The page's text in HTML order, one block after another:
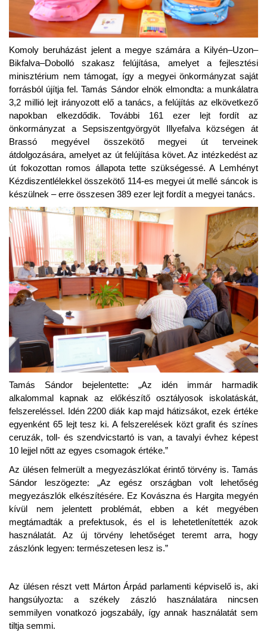
Komoly beruházást jelent a megye számára a Kilyén–Uzon–
Bikfalva–Dobolló szakasz felújítása, amelyet a fejlesztési
minisztérium nem támogat, így a megyei önkormányzat saját
forrásból újítja fel. Tamás Sándor elnök elmondta: a munkálatra
3,2 millió lejt irányozott elő a tanács, a felújítás az elkövetkező
napokban elkezdődik. További 161 ezer lejt fordít az
önkormányzat a Sepsiszentgyörgyöt Illyefalva községen át
Brassó megyével összekötő megyei út terveinek
átdolgozására, amelyet az út felújítása követ. Az intézkedést az
út fokozottan romos állapota tette szükségessé. A Lemhényt
Kézdiszentlélekkel összekötő 114-es megyei út mellé sáncok is
készülnek – erre összesen 389 ezer lejt fordít a megyei tanács.
Tamás Sándor bejelentette: „Az idén immár harmadik
alkalommal kapnak az előkészítő osztályosok iskolatáskát,
felszereléssel. Idén 2200 diák kap majd hátizsákot, ezek értéke
egyenként 65 lejt tesz ki. A felszerelések közt grafit és színes
ceruzák, toll- és szendvicstartó is van, a tavalyi évhez képest
10 lejjel nőtt az egyes csomagok értéke.”
Az ülésen felmerült a megyezászlókat érintő törvény is. Tamás
Sándor leszögezte: „Az egész országban volt lehetőség
megyezászlók elkészítésére. Ez Kovászna és Hargita megyén
kívül nem jelentett problémát, ebben a két megyében
megtámadták a prefektusok, és el is lehetetlenítették azok
használatát. Az új törvény lehetőséget teremt arra, hogy
zászlónk legyen: természetesen lesz is.”
Az ülésen részt vett Márton Árpád parlamenti képviselő is, aki
hangsúlyozta: a székely zászló használatára nincsen
semmilyen vonatkozó jogszabály, így annak használatát sem
tiltja semmi.